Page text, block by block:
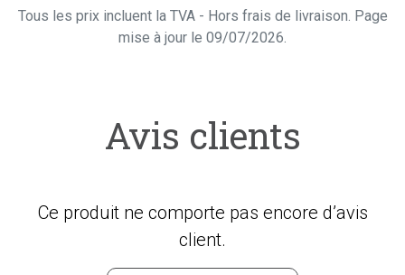
Tous les prix incluent la TVA - Hors frais de livraison. Page
mise à jour le 09/07/2026.
Avis clients
Ce produit ne comporte pas encore d’avis
client.